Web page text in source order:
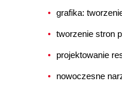
grafika:
tworzenie stron
projektowanie
nowoczesne